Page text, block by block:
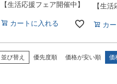
【生活応援フェア開催中】
カートに入れる
【生
カ
並び替え 優先度順 価格が安い順 価